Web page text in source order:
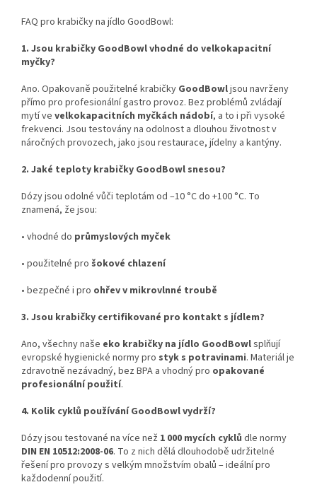
FAQ pro krabičky na jídlo GoodBowl:
1. Jsou krabičky GoodBowl vhodné do velkokapacitní
myčky?
Ano. Opakovaně použitelné krabičky GoodBowljsou navrženy
přímo pro profesionální gastro provoz. Bez problémů zvládají
mytí ve velkokapacitních myčkách nádobí, a to i při vysoké
frekvenci. Jsou testovány na odolnost a dlouhou životnost v
náročných provozech, jako jsou restaurace, jídelny a kantýny.
2. Jaké teploty krabičky GoodBowl snesou?
Dózy jsou odolné vůči teplotám od –10 °C do +100 °C. To
znamená, že jsou:
• vhodné do průmyslových myček
• použitelné pro šokové chlazení
• bezpečné i pro ohřev v mikrovlnné troubě
3. Jsou krabičky certifikované pro kontakt s jídlem?
Ano, všechny naše eko krabičky na jídlo GoodBowlsplňují
evropské hygienické normy pro styk s potravinami. Materiál je
zdravotně nezávadný, bez BPA a vhodný pro opakované
profesionální použití.
4. Kolik cyklů používání GoodBowl vydrží?
Dózy jsou testované na více než 1 000 mycích cyklů dle normy
DIN EN 10512:2008-06. To z nich dělá dlouhodobě udržitelné
řešení pro provozy s velkým množstvím obalů – ideální pro
každodenní použití.